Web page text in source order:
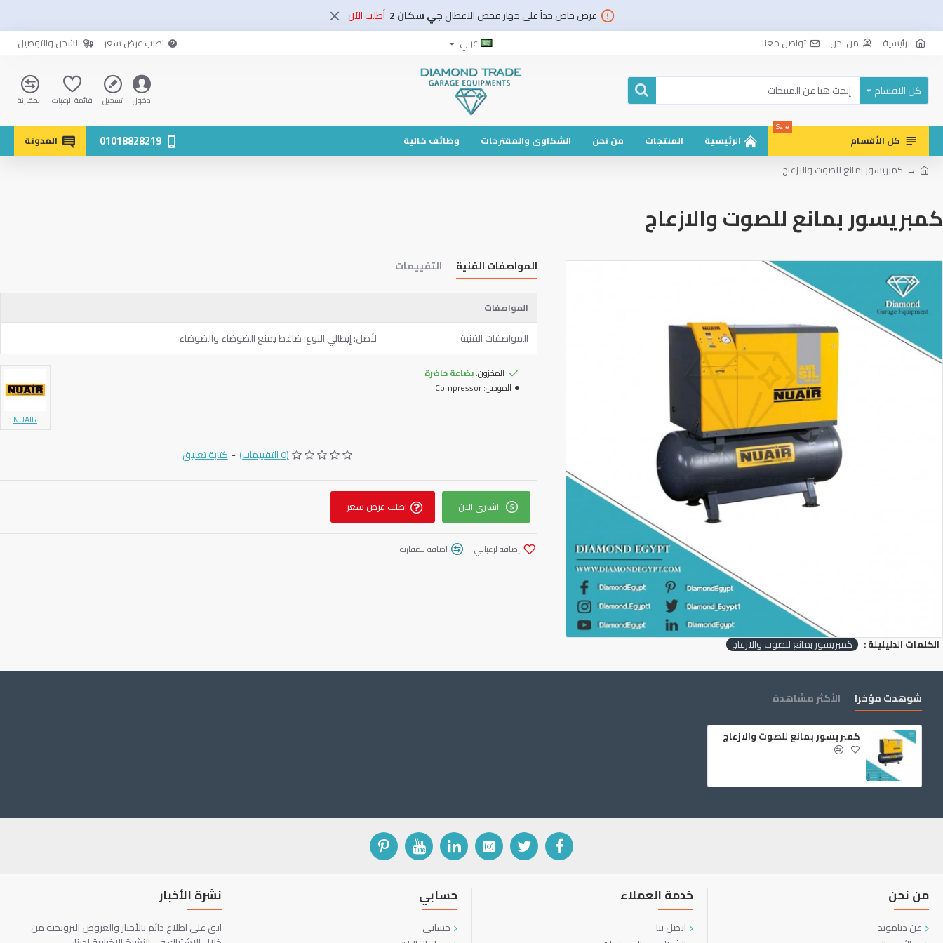
عرض خاص جداً على جهاز فحص الاعطالجي سكان 2 أطلب الآن
الرئيسية من نحن تواصل معنا عربي اطلب عرض سعر الشحن والتوصيل
كل الاقسام
دخول تسجيل قائمة الرغبات المقارنة
كل الأقسام
Sale
الرئيسية المنتجات من نحن الشكاوي والمقترحات وظائف خالية 01018828219
المدونة
كمبريسور بمانع للصوت والازعاج
كمبريسور بمانع للصوت والازعاج
المواصفات الفنية التقييمات
المواصفات
المواصفات الفنية لأصل: إيطالي النوع: ضاغط يمنع الضوضاء والضوضاء
المخزون:بضاعة حاضرة
الموديل:Compressor
NUAIR
(0 التقييمات) - كتابة تعليق
اشتري الآن اطلب عرض سعر
إضافة لرغباتي اضافة للمقارنة
الكلمات الدليليلة : كمبريسور بمانع للصوت والازعاج
شوهدت مؤخرا الأكثر مشاهدة
كمبريسور بمانع للصوت والازعاج
من نحن
عن دياموند
خدمة العملاء
اتصل بنا
حسابي
حسابي
نشرة الأخبار
ابق على اطلاع دائم بالأخبار والعروض الترويجية من